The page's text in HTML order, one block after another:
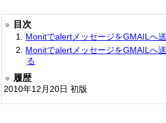
目次
MonitでalertメッセージをGMAILへ
MonitでalertメッセージをGMAILへ
る
履歴
2010年12月20日 初版